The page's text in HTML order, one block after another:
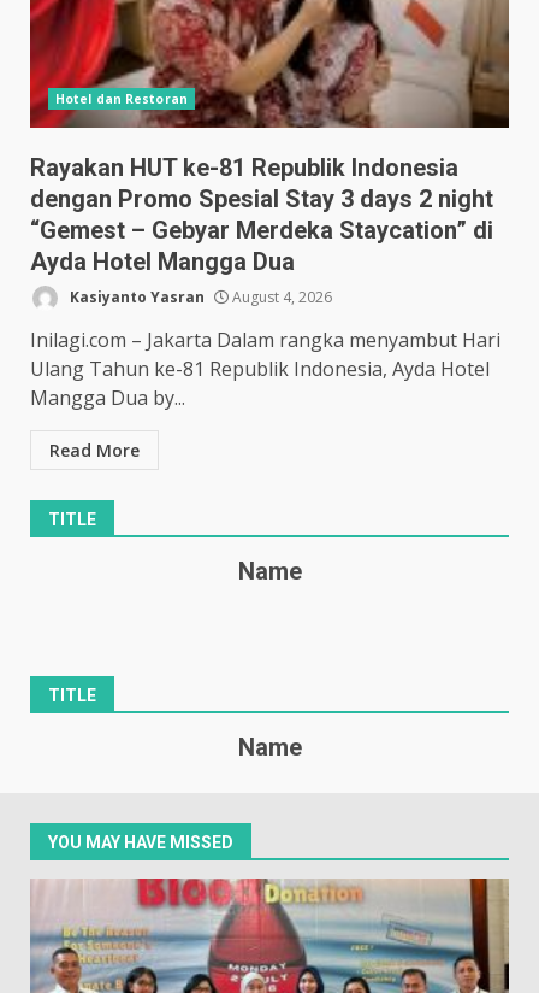
Hotel dan Restoran
Rayakan HUT ke-81 Republik Indonesia
dengan Promo Spesial Stay 3 days 2 night
“Gemest – Gebyar Merdeka Staycation” di
Ayda Hotel Mangga Dua
Kasiyanto Yasran August 4, 2026
Inilagi.com – Jakarta Dalam rangka menyambut Hari
Ulang Tahun ke-81 Republik Indonesia, Ayda Hotel
Mangga Dua by...
Read More
TITLE
Name
TITLE
Name
YOU MAY HAVE MISSED